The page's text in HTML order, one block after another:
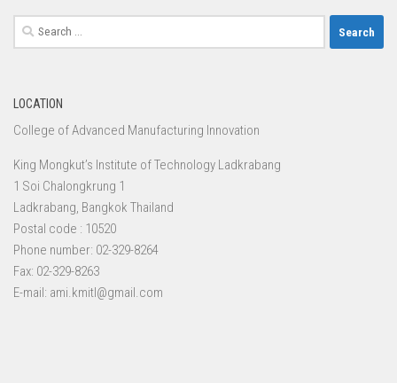
Search
for:
LOCATION
College of Advanced Manufacturing Innovation
King Mongkut’s Institute of Technology Ladkrabang
1 Soi Chalongkrung 1
Ladkrabang, Bangkok Thailand
Postal code : 10520
Phone number: 02-329-8264
Fax: 02-329-8263
E-mail: ami.kmitl@gmail.com